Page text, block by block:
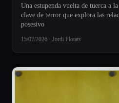
Una estupenda vuelta de tuerca a
clave de terror que explora las
posesivo
15/07/2026 · Jordi Flotats